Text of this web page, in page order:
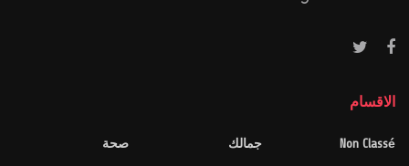
الاقسام
Non Classé
جمالك
صحة